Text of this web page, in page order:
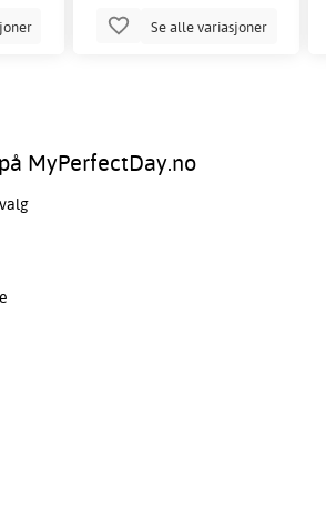
Se alle variasjoner
MyPerfectDay.no